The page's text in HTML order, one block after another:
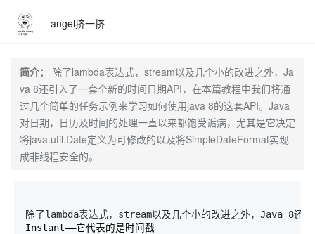
angel挤一挤
简介：
除了lambda表达式，stream以及几个小的改进之外，Ja
va 8还引入了一套全新的时间日期API，在本篇教程中我们将通
过几个简单的任务示例来学习如何使用java 8的这套API。Java
对日期，日历及时间的处理一直以来都饱受诟病，尤其是它决定
将java.util.Date定义为可修改的以及将SimpleDateFormat实现
成非线程安全的。
除了lambda表达式，stream以及几个小的改进之外，Java 8还
Instant——它代表的是时间戳